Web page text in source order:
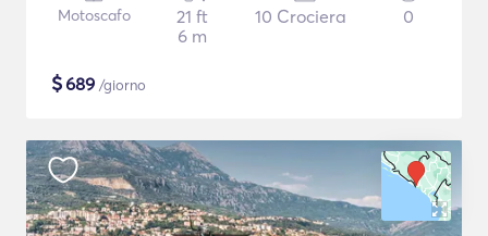
Motoscafo
21 ft
6 m
10 Crociera 0
$689 /giorno